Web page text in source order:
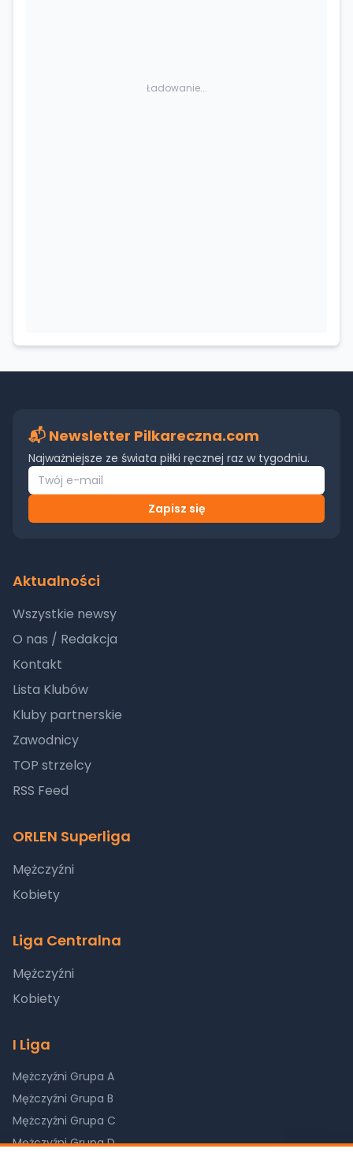
Ładowanie...
📬 Newsletter Pilkareczna.com
Najważniejsze ze świata piłki ręcznej raz w tygodniu.
Zapisz się
Aktualności
Wszystkie newsy
O nas / Redakcja
Kontakt
Lista Klubów
Kluby partnerskie
Zawodnicy
TOP strzelcy
RSS Feed
ORLEN Superliga
Mężczyźni
Kobiety
Liga Centralna
Mężczyźni
Kobiety
I Liga
Mężczyźni Grupa A
Mężczyźni Grupa B
Mężczyźni Grupa C
Mężczyźni Grupa D